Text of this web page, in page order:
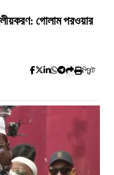
দলীয়করণ: গোলাম পরওয়ার
প্রিন্ট